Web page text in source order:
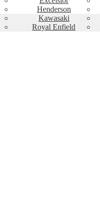
Henderson
Kawasaki
Royal Enfield